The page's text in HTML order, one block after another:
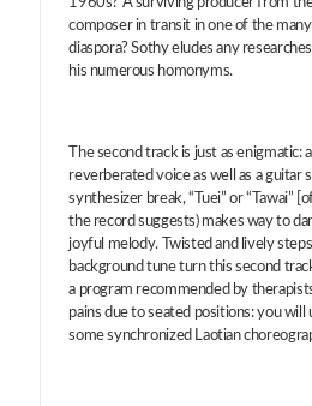
composer in transit in one of the
diaspora? Sothy eludes any
his numerous homonyms.
The second track is just as enigmatic:
reverberated voice as well as a guitar
synthesizer break, “Tuei” or “Tawai”
the record suggests) makes way to
joyful melody. Twisted and lively
background tune turn this second
a program recommended by
pains due to seated positions: you
some synchronized Laotian